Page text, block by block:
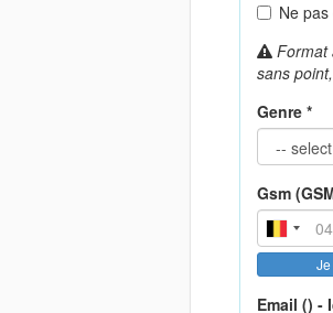
Ne
Format
sans
Genre *
Gsm
Email () -